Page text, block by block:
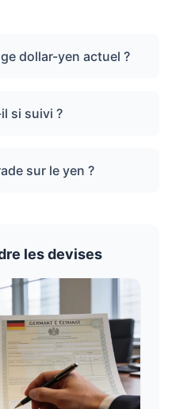
dollar-yen actuel ?
si suivi ?
sur le yen ?
les devises